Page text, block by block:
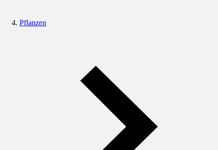
Pflanzen